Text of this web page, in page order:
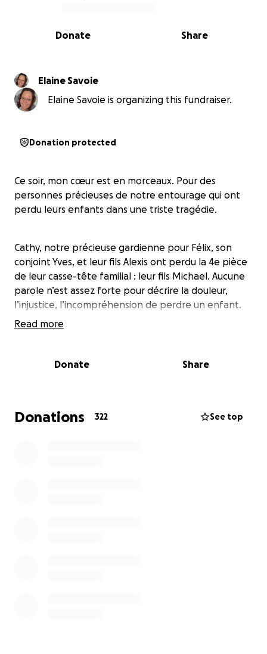
0% complete
Share
Donate
Elaine Savoie
Elaine Savoie is organizing this fundraiser.
Donation protected
Ce soir, mon cœur est en morceaux. Pour des
personnes précieuses de notre entourage qui ont
perdu leurs enfants dans une triste tragédie.
Cathy, notre précieuse gardienne pour Félix, son
conjoint Yves, et leur fils Alexis ont perdu la 4e pièce
de leur casse-tête familial : leur fils Michael. Aucune
parole n’est assez forte pour décrire la douleur,
l’injustice, l’incompréhension de perdre un enfant.
dévouée traverser un tel drame me bouleverse
Je ne peux qu’imaginer l’ampleur du vide, de la
Read more
Donate Share
Donations 322 See top